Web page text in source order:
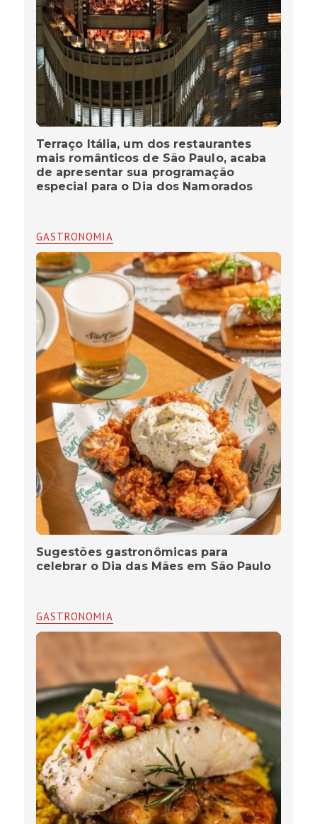
Terraço Itália, um dos restaurantes
mais românticos de São Paulo, acaba
de apresentar sua programação
especial para o Dia dos Namorados
GASTRONOMIA
Sugestões gastronômicas para
celebrar o Dia das Mães em São Paulo
GASTRONOMIA